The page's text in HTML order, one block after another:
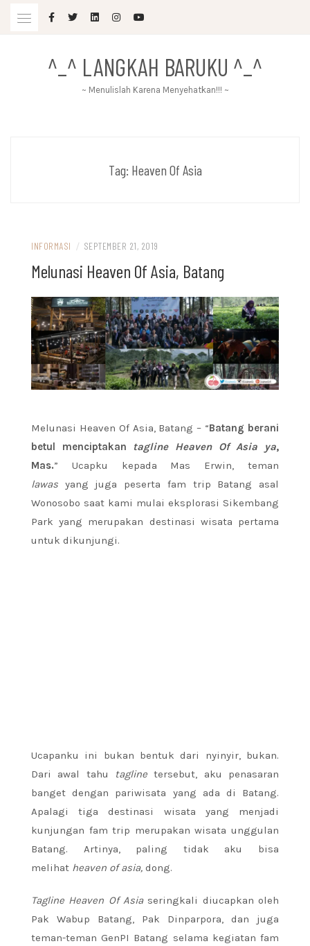
^_^ LANGKAH BARUKU ^_^
~ Menulislah Karena Menyehatkan!!! ~
Tag: Heaven Of Asia
INFORMASI / SEPTEMBER 21, 2019
Melunasi Heaven Of Asia, Batang
Melunasi Heaven Of Asia, Batang – “Batang berani
betul menciptakan tagline Heaven Of Asia ya,
Mas.” Ucapku kepada Mas Erwin, teman
lawas yang juga peserta fam trip Batang asal
Wonosobo saat kami mulai eksplorasi Sikembang
Park yang merupakan destinasi wisata pertama
untuk dikunjungi.
Ucapanku ini bukan bentuk dari nyinyir, bukan.
Dari awal tahu
tagline tersebut, aku penasaran
banget dengan pariwisata yang ada di Batang.
Apalagi tiga destinasi wisata yang menjadi
kunjungan fam trip merupakan wisata unggulan
Batang. Artinya, paling tidak aku bisa
melihat heaven of asia, dong.
Tagline Heaven Of Asiaseringkali diucapkan oleh
Pak Wabup Batang, Pak Dinparpora, dan juga
teman-teman GenPI Batang selama kegiatan fam